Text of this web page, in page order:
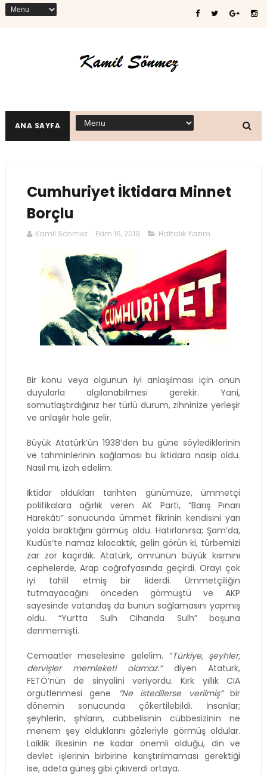
ANA SAYFA
Cumhuriyet İktidara Minnet
Borçlu
Kamil Sönmez Ekim 16, 2019 Haftalık Yazım
Bir konu veya olgunun iyi anlaşılması için onun
duyularla algılanabilmesi gerekir. Yani,
somutlaştırdığınız her türlü durum, zihninize yerleşir
ve anlaşılır hale gelir.
Büyük Atatürk’ün 1938’den bu güne söylediklerinin
ve tahminlerinin sağlaması bu iktidara nasip oldu.
Nasıl mı, izah edelim:
İktidar oldukları tarihten günümüze, ümmetçi
politikalara ağırlık veren AK Parti, “Barış Pınarı
Harekâtı” sonucunda ümmet fikrinin kendisini yarı
yolda bıraktığını görmüş oldu. Hatırlanırsa; Şam’da,
Kudüs’te namaz kılacaktık, gelin görün ki, türbemizi
zar zor kaçırdık. Atatürk, ömrünün büyük kısmını
cephelerde, Arap coğrafyasında geçirdi. Orayı çok
iyi tahlil etmiş bir liderdi. Ümmetçiliğin
tutmayacağını önceden görmüştü ve AKP
sayesinde vatandaş da bunun sağlamasını yapmış
oldu. “Yurtta Sulh Cihanda Sulh” boşuna
denmemişti.
Cemaatler meselesine gelelim. “Türkiye, şeyhler,
dervişler memleketi olamaz.”diyen Atatürk,
FETÖ’nün de sinyalini veriyordu. Kırk yıllık CIA
örgütlenmesi gene
“Ne istedilerse verilmiş”bir
dönemin sonucunda çökertilebildi. İnsanlar;
şeyhlerin, şıhların, cübbelisinin cübbesizinin ne
menem şey olduklarını gözleriyle görmüş oldular.
Laiklik ilkesinin ne kadar önemli olduğu, din ve
devlet işlerinin birbirine karıştırılmaması gerektiği
ise, adeta güneş gibi çıkıverdi ortaya.